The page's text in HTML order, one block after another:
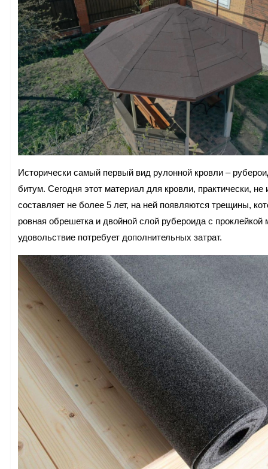
Исторически самый первый вид рулонной кровли –
битум. Сегодня этот материал для кровли, практически,
составляет не более 5 лет, на ней появляются трещины,
ровная обрешетка и двойной слой рубероида с
удовольствие потребует дополнительных затрат.